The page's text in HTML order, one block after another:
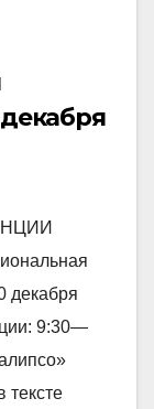
декабря
9:30—
тексте